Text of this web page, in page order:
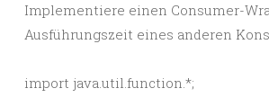
Implementiere einen Consumer-
Ausführungszeit eines anderen
import java.util.function.*;